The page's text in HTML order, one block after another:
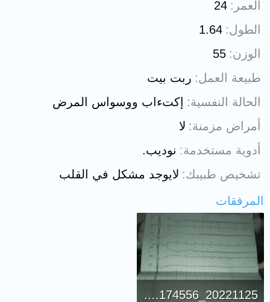
العمر
24
الطول 1.64
الوزن 55
طبيعة العمل ربت بيت
الحالة النفسية
إكتءاب ووسواس المرض
أمراض مزمنة لا
أدوية مستخدمة
نوديب.
تشخيص طبيبك لايوجد مشكل في القلب
المرفقات
20221125_174556.jpg